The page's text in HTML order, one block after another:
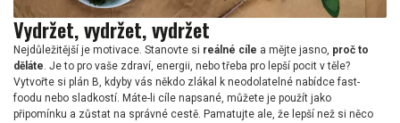
Vydržet, vydržet, vydržet
Nejdůležitější je motivace. Stanovte si reálné cíle a mějte jasno, proč to
děláte. Je to pro vaše zdraví, energii, nebo třeba pro lepší pocit v těle?
Vytvořte si plán B, kdyby vás někdo zlákal k neodolatelné nabídce fast-
foodu nebo sladkostí. Máte-li cíle napsané, můžete je použít jako
připomínku a zůstat na správné cestě. Pamatujte ale, že lepší než si něco